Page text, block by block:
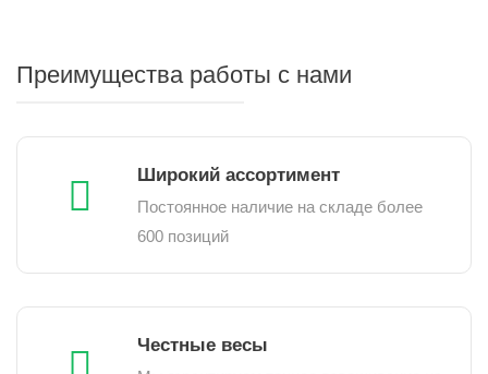
Преимущества работы с нами
Широкий ассортимент
Постоянное наличие на складе более
600 позиций
Честные весы